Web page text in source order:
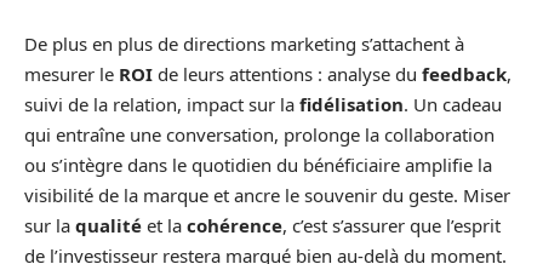
De plus en plus de directions marketing s’attachent à
mesurer le ROI de leurs attentions : analyse du feedback,
suivi de la relation, impact sur la fidélisation. Un cadeau
qui entraîne une conversation, prolonge la collaboration
ou s’intègre dans le quotidien du bénéficiaire amplifie la
visibilité de la marque et ancre le souvenir du geste. Miser
sur la qualité et la cohérence, c’est s’assurer que l’esprit
de l’investisseur restera marqué bien au-delà du moment.